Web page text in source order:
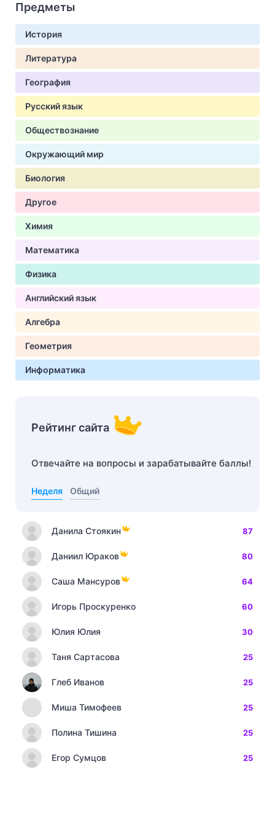
Предметы
История
Литература
География
Русский язык
Обществознание
Окружающий мир
Биология
Другое
Химия
Математика
Физика
Английский язык
Алгебра
Геометрия
Информатика
Рейтинг сайта
Отвечайте на вопросы и зарабатывайте баллы!
Неделя Общий
Данила Стоякин 87
Даниил Юраков 80
Саша Мансуров 64
Игорь Проскуренко 60
Юлия Юлия 30
Таня Сартасова 25
Глеб Иванов 25
Миша Тимофеев 25
Полина Тишина 25
Егор Сумцов 25